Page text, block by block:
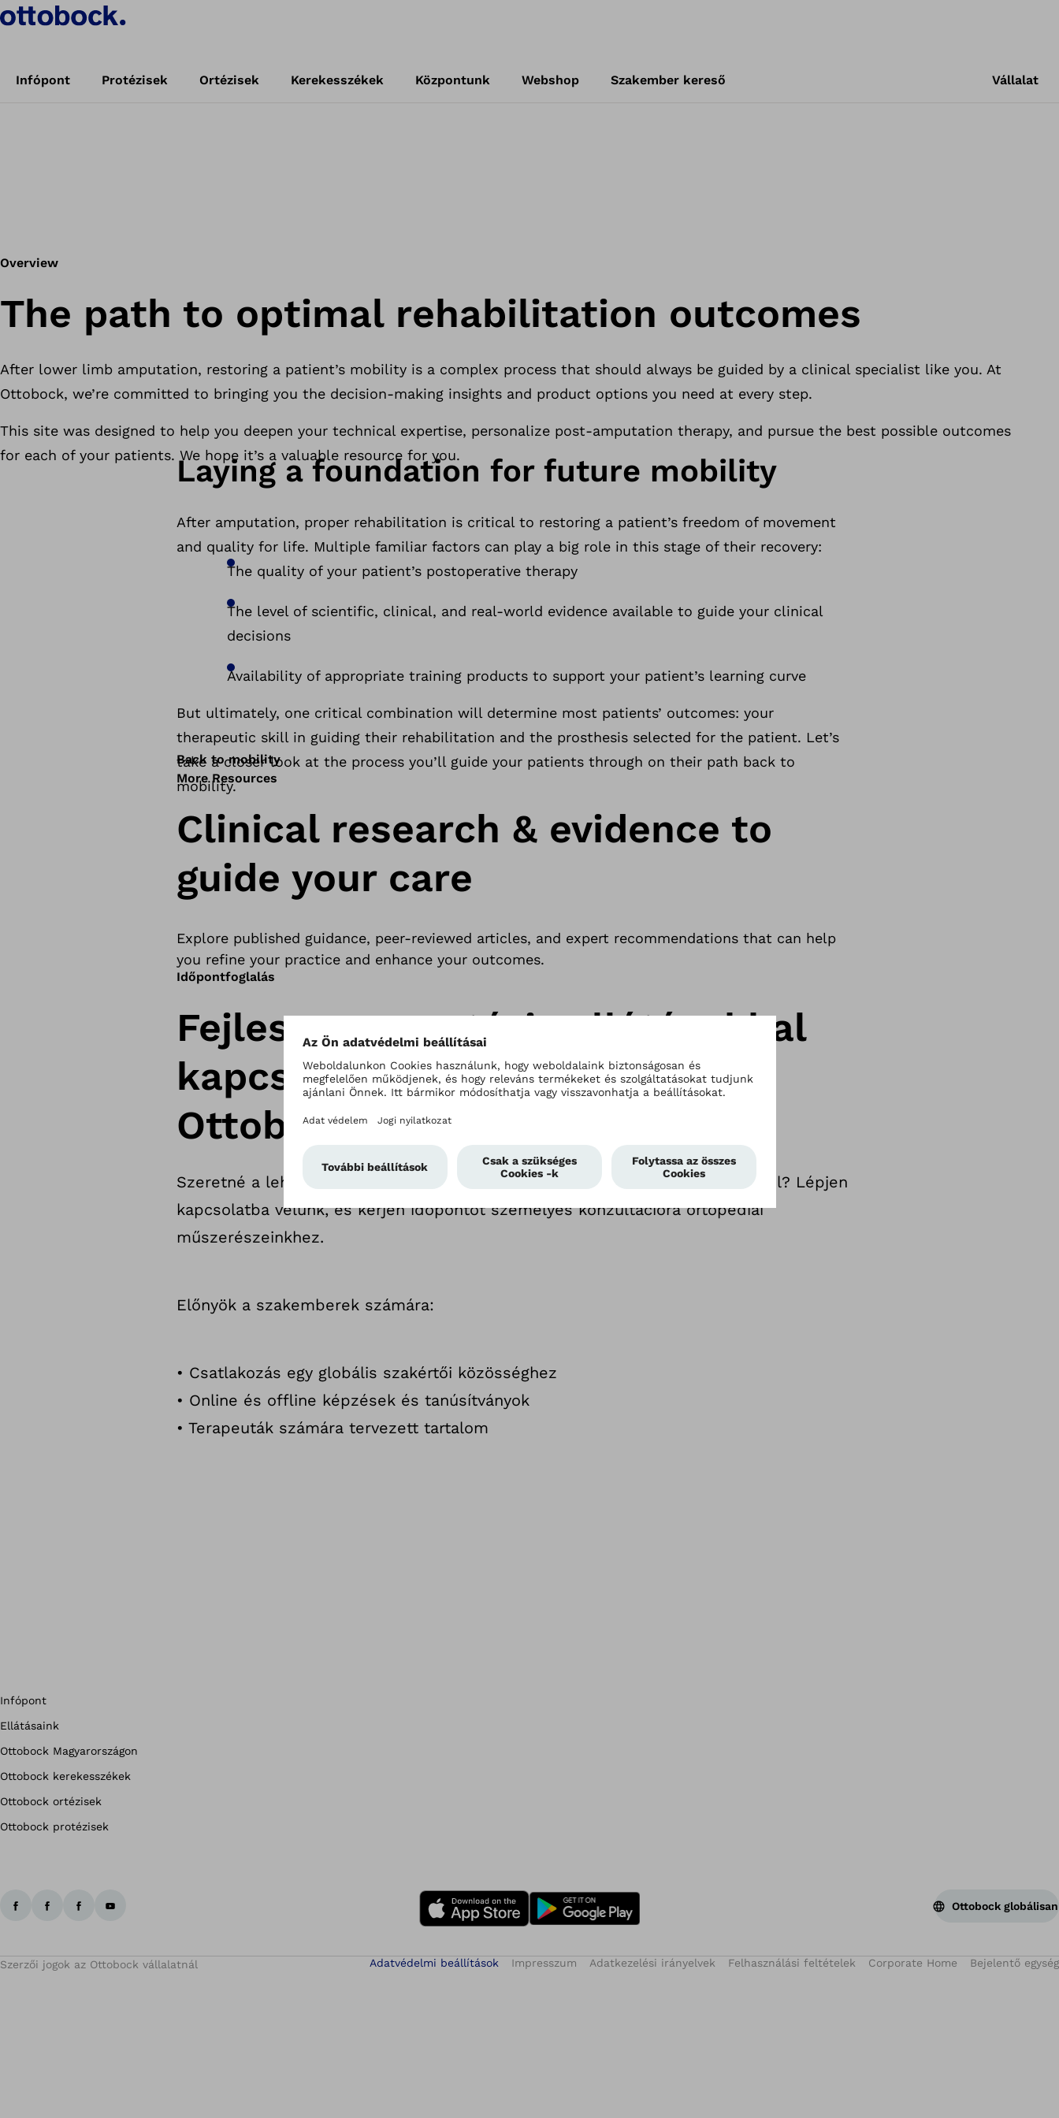
Infópont Protézisek Ortézisek Kerekesszékek Központunk Webshop Szakember kereső Vállalat
to
Overview
The path to optimal rehabilitation outcomes
After lower limb amputation, restoring a patient’s mobility is a complex process that should always be guided by a clinical specialist like you. At
Ottobock, we’re committed to bringing you the decision-making insights and product options you need at every step.
This site was designed to help you deepen your technical expertise, personalize post-amputation therapy, and pursue the best possible outcomes
for each of your patients. We hope it’s a valuable resource for you.
Laying a foundation for future mobility
After amputation, proper rehabilitation is critical to restoring a patient’s freedom of movement
and quality for life. Multiple familiar factors can play a big role in this stage of their recovery:
The quality of your patient’s postoperative therapy
The level of scientific, clinical, and real-world evidence available to guide your clinical
decisions
Availability of appropriate training products to support your patient’s learning curve
But ultimately, one critical combination will determine most patients’ outcomes: your
therapeutic skill in guiding their rehabilitation and the prosthesis selected for the patient. Let’s
take a closer look at the process you’ll guide your patients through on their path back to
mobility.
Back to mobility
More Resources
Clinical research & evidence to
guide your care
Explore published guidance, peer-reviewed articles, and expert recommendations that can help
you refine your practice and enhance your outcomes.
Időpontfoglalás
Fejlessze a protézis ellátásokkal
kapcsolatos ismereteit az
Ottobock-kal.
Szeretné a lehető legjobb eredményeket elérni az Ottobock segédeszközeivel? Lépjen
kapcsolatba velünk, és kérjen időpontot személyes konzultációra ortopédiai
műszerészeinkhez.
Előnyök a szakemberek számára:
• Csatlakozás egy globális szakértői közösséghez
• Online és offline képzések és tanúsítványok
• Terapeuták számára tervezett tartalom
Infópont
Ellátásaink
Ottobock Magyarországon
Ottobock kerekesszékek
Ottobock ortézisek
Ottobock protézisek
Ottobock globálisan
Szerzői jogok az Ottobock vállalatnál Adatvédelmi beállítások Impresszum Adatkezelési irányelvek Felhasználási feltételek Corporate Home Bejelentő egység